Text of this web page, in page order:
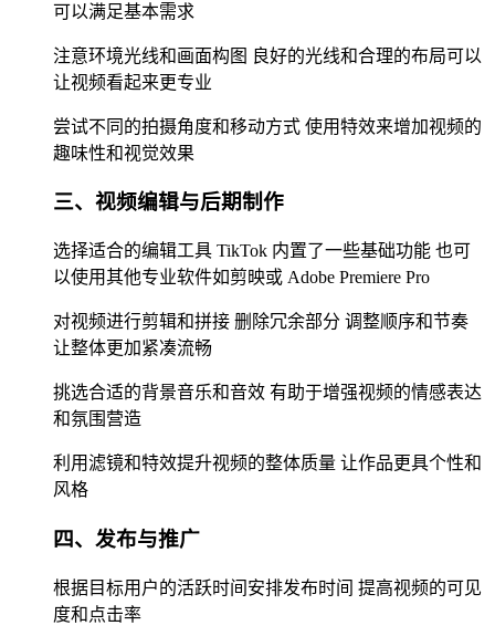
可以满足基本需求
注意环境光线和画面构图 良好的光线和合理的布局可以
让视频看起来更专业
尝试不同的拍摄角度和移动方式 使用特效来增加视频的
趣味性和视觉效果
三、视频编辑与后期制作
选择适合的编辑工具 TikTok 内置了一些基础功能 也可
以使用其他专业软件如剪映或 Adobe Premiere Pro
对视频进行剪辑和拼接 删除冗余部分 调整顺序和节奏
让整体更加紧凑流畅
挑选合适的背景音乐和音效 有助于增强视频的情感表达
和氛围营造
利用滤镜和特效提升视频的整体质量 让作品更具个性和
风格
四、发布与推广
根据目标用户的活跃时间安排发布时间 提高视频的可见
度和点击率